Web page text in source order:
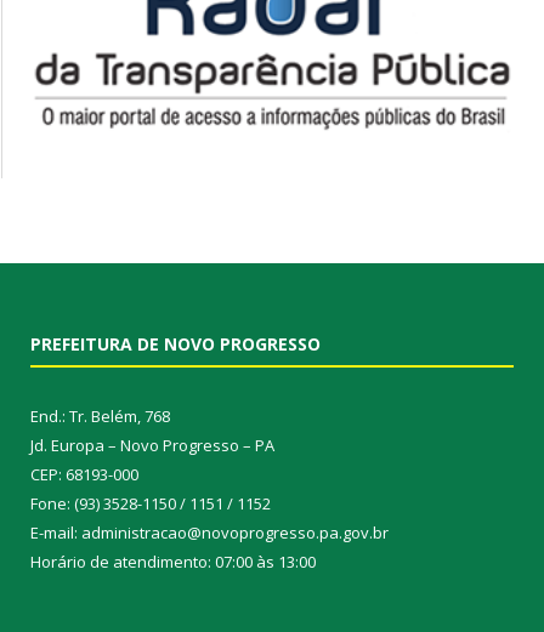
PREFEITURA DE NOVO PROGRESSO
End.: Tr. Belém, 768
Jd. Europa – Novo Progresso – PA
CEP: 68193-000
Fone: (93) 3528-1150 / 1151 / 1152
E-mail: administracao@novoprogresso.pa.gov.br
Horário de atendimento: 07:00 às 13:00